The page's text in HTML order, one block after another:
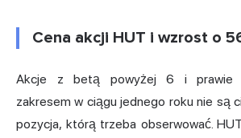
Cena akcji HUT i wzrost o
Akcje z betą powyżej 6 i prawie
zakresem w ciągu jednego roku nie są
pozycja, którą trzeba obserwować.